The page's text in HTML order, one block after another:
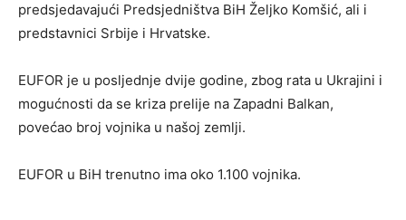
predsjedavajući Predsjedništva BiH Željko Komšić, ali i
predstavnici Srbije i Hrvatske.
EUFOR je u posljednje dvije godine, zbog rata u Ukrajini i
mogućnosti da se kriza prelije na Zapadni Balkan,
povećao broj vojnika u našoj zemlji.
EUFOR u BiH trenutno ima oko 1.100 vojnika.